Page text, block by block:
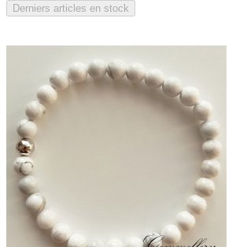
Derniers articles en stock